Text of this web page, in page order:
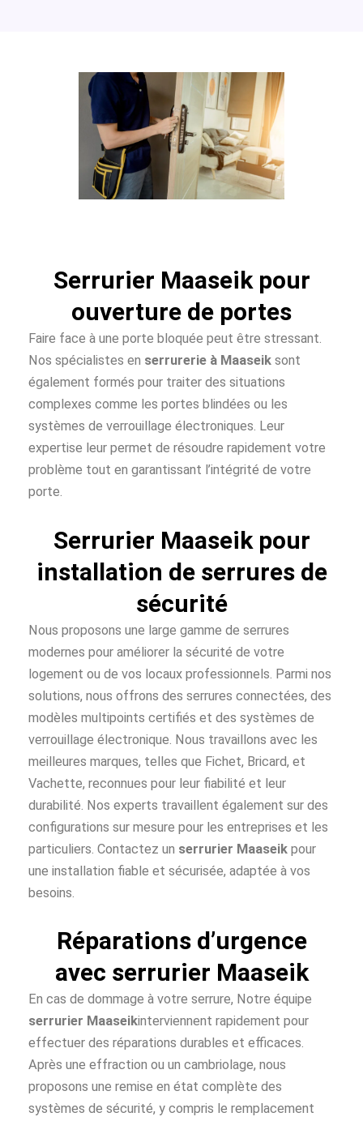
Serrurier Maaseik pour
ouverture de portes
Faire face à une porte bloquée peut être stressant.
Nos spécialistes en serrurerie à Maaseik sont
également formés pour traiter des situations
complexes comme les portes blindées ou les
systèmes de verrouillage électroniques. Leur
expertise leur permet de résoudre rapidement votre
problème tout en garantissant l’intégrité de votre
porte.
Serrurier Maaseik pour
installation de serrures de
sécurité
Nous proposons une large gamme de serrures
modernes pour améliorer la sécurité de votre
logement ou de vos locaux professionnels. Parmi nos
solutions, nous offrons des serrures connectées, des
modèles multipoints certifiés et des systèmes de
verrouillage électronique. Nous travaillons avec les
meilleures marques, telles que Fichet, Bricard, et
Vachette, reconnues pour leur fiabilité et leur
durabilité. Nos experts travaillent également sur des
configurations sur mesure pour les entreprises et les
particuliers. Contactez un serrurier Maaseik pour
une installation fiable et sécurisée, adaptée à vos
besoins.
Réparations d’urgence
avec serrurier Maaseik
En cas de dommage à votre serrure, Notre équipe
serrurier Maaseikinterviennent rapidement pour
effectuer des réparations durables et efficaces.
Après une effraction ou un cambriolage, nous
proposons une remise en état complète des
systèmes de sécurité, y compris le remplacement